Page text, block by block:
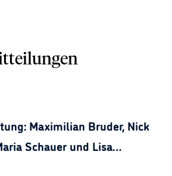
Maximilian Bruder, Nick
Schauer und Lisa